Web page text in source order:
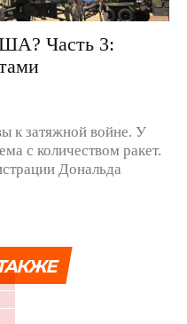
Часть 3:
к затяжной войне. У
с количеством ракет.
Дональда